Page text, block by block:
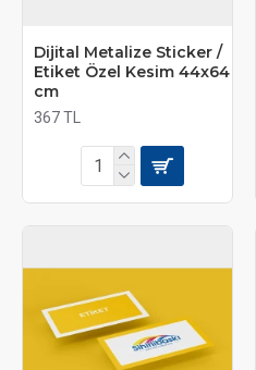
Dijital Metalize Sticker /
Etiket Özel Kesim 44x64
cm
367 TL